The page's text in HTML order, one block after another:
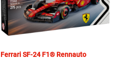
Ferrari SF-24 F1® Rennauto